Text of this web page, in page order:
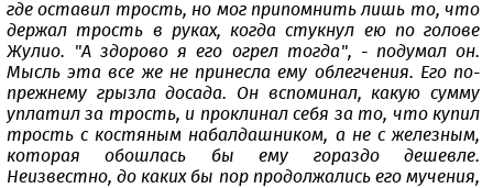
где оставил трость, но мог припомнить лишь то, что
держал трость в руках, когда стукнул ею по голове
Жулио. "А здорово я его огрел тогда", - подумал он.
Мысль эта все же не принесла ему облегчения. Его по-
прежнему грызла досада. Он вспоминал, какую сумму
уплатил за трость, и проклинал себя за то, что купил
трость с костяным набалдашником, а не с железным,
которая обошлась бы ему гораздо дешевле.
Неизвестно, до каких бы пор продолжались его мучения,